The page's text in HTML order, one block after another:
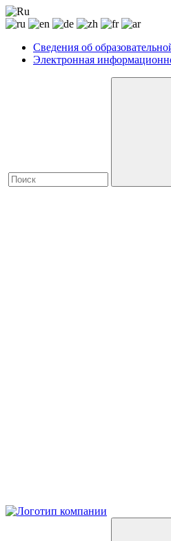
Сведения об
Электронная